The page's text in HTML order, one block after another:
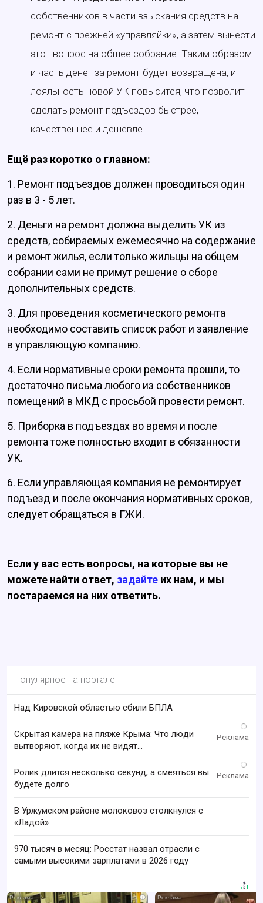
собственников в части взыскания средств на
ремонт с прежней «управляйки», а затем вынести
этот вопрос на общее собрание. Таким образом
и часть денег за ремонт будет возвращена, и
лояльность новой УК повысится, что позволит
сделать ремонт подъездов быстрее,
качественнее и дешевле.
Ещё раз коротко о главном:
1. Ремонт подъездов должен проводиться один
раз в 3 - 5 лет.
2. Деньги на ремонт должна выделить УК из
средств, собираемых ежемесячно на содержание
и ремонт жилья, если только жильцы на общем
собрании сами не примут решение о сборе
дополнительных средств.
3. Для проведения косметического ремонта
необходимо составить список работ и заявление
в управляющую компанию.
4. Если нормативные сроки ремонта прошли, то
достаточно письма любого из собственников
помещений в МКД с просьбой провести ремонт.
5. Приборка в подъездах во время и после
ремонта тоже полностью входит в обязанности
УК.
6. Если управляющая компания не ремонтирует
подъезд и после окончания нормативных сроков,
следует обращаться в ГЖИ.
Если у вас есть вопросы, на которые вы не
можете найти ответ, задайте их нам, и мы
постараемся на них ответить.
Популярное на портале
Над Кировской областью сбили БПЛА
i
Скрытая камера на пляже Крыма: Что люди
вытворяют, когда их не видят...
i
Ролик длится несколько секунд, а смеяться вы
будете долго
В Уржумском районе молоковоз столкнулся с
«Ладой»
970 тысяч в месяц: Росстат назвал отрасли с
самыми высокими зарплатами в 2026 году
i